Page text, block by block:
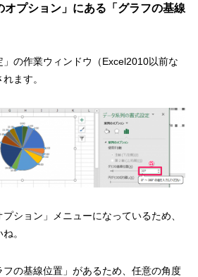
オプション」にある「グラフの基線
」の作業ウィンドウ（Excel2010以前な
ます。
ション」メニューになっているため、
。
フの基線位置」があるため、任意の角度